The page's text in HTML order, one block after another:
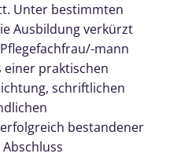
Unter bestimmten
Ausbildung verkürzt
mann
einer praktischen
schriftlichen
bestandener